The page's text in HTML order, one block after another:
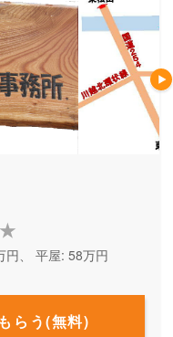
円、 平屋: 58万円
らう(無料)